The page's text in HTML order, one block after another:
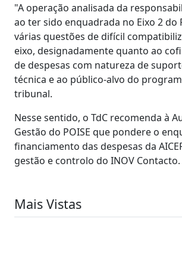
"A operação analisada da
ao ter sido enquadrada no Eixo 2 do
várias questões de difícil
eixo, designadamente quanto ao
de despesas com natureza de
técnica e ao público-alvo do
tribunal.
Nesse sentido, o TdC recomenda à
Gestão do POISE que pondere o
financiamento das despesas da
gestão e controlo do INOV Contacto.
Mais Vistas